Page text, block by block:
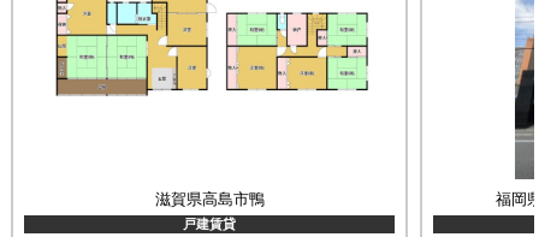
滋賀県高島市鴨
戸建賃貸
福岡